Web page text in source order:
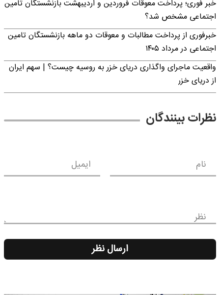
خبر فوری؛ پرداخت معوقات فروردین و اردیبهشت بازنشستگان تامین
اجتماعی مشخص شد؟
خبرفوری از پرداخت مطالبات و معوقات دو ماهه بازنشستگان تامین
اجتماعی در مرداد ۱۴۰۵
واقعیت ماجرای واگذاری دریای خزر به روسیه چیست؟ | سهم ایران
از دریای خزر
نظرات بینندگان
نام ایمیل
نظر
ارسال نظر